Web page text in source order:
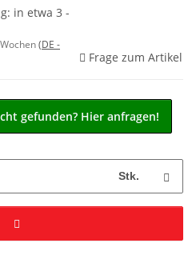
in etwa 3 -
(DE -
Frage zum Artikel
gefunden? Hier anfragen!
Stk.